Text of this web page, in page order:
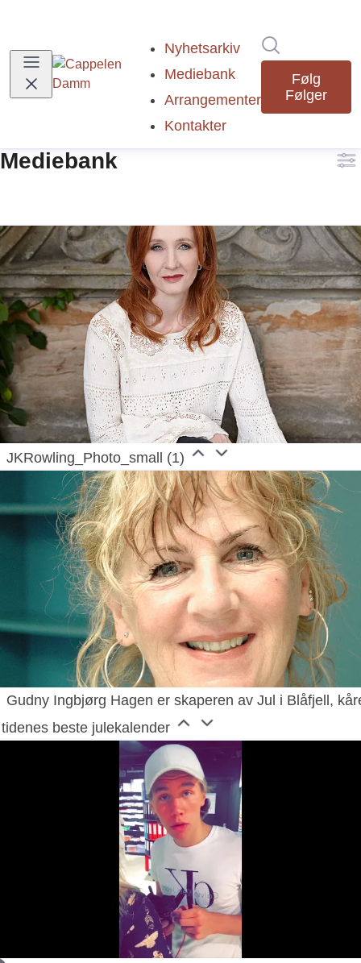
Nyhetsarkiv
Mediebank
Arrangementer
Kontakter
Følg
Følger
Mediebank
JKRowling_Photo_small (1)
Gudny Ingbjørg Hagen er skaperen av Jul i Blåfjell,
beste julekalender